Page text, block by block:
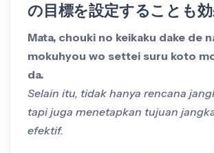
の目標を設定することも効
Mata, chouki no keikaku dake de
mokuhyou wo settei suru koto
da.
Selain itu, tidak hanya rencana
tapi juga menetapkan tujuan
efektif.